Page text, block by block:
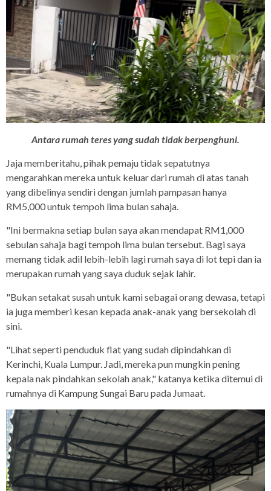
Antara rumah teres yang sudah tidak berpenghuni.
Jaja memberitahu, pihak pemaju tidak sepatutnya
mengarahkan mereka untuk keluar dari rumah di atas tanah
yang dibelinya sendiri dengan jumlah pampasan hanya
RM5,000 untuk tempoh lima bulan sahaja.
"Ini bermakna setiap bulan saya akan mendapat RM1,000
sebulan sahaja bagi tempoh lima bulan tersebut. Bagi saya
memang tidak adil lebih-lebih lagi rumah saya di lot tepi dan ia
merupakan rumah yang saya duduk sejak lahir.
"Bukan setakat susah untuk kami sebagai orang dewasa, tetapi
ia juga memberi kesan kepada anak-anak yang bersekolah di
sini.
"Lihat seperti penduduk flat yang sudah dipindahkan di
Kerinchi, Kuala Lumpur. Jadi, mereka pun mungkin pening
kepala nak pindahkan sekolah anak," katanya ketika ditemui di
rumahnya di Kampung Sungai Baru pada Jumaat.